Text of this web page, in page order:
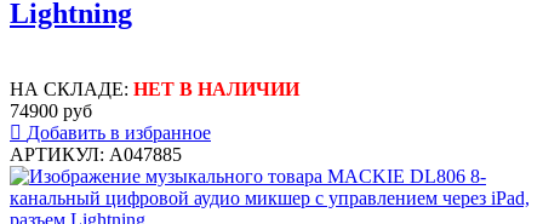
Lightning
НА СКЛАДЕ: НЕТ В НАЛИЧИИ
74900 руб
Добавить в избранное
АРТИКУЛ: A047885